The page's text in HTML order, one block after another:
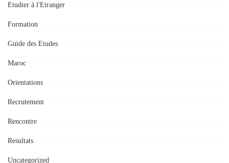
Etudier à l'Etranger
Formation
Guide des Etudes
Maroc
Orientations
Recrutement
Rencontre
Resultats
Uncategorized